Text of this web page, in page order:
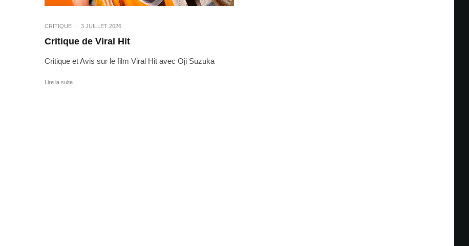
CRITIQUE · 3 JUILLET 2026
Critique de Viral Hit
Critique et Avis sur le film Viral Hit avec Oji Suzuka
Lire la suite